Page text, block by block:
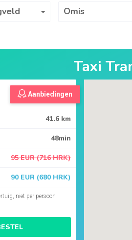
Omis
Bestemming
Taxi
Aanbiedingen
41.6 km
48min
95 EUR (716 HRK)
90 EUR (680 HRK)
niet per persoon